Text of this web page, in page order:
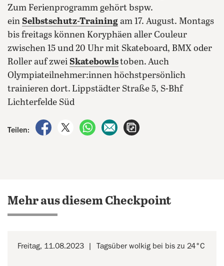
Zum Ferienprogramm gehört bspw.
ein Selbstschutz-Training am 17. August. Montags
bis freitags können Koryphäen aller Couleur
zwischen 15 und 20 Uhr mit Skateboard, BMX oder
Roller auf zwei Skatebowlstoben. Auch
Olympiateilnehmer:innen höchstpersönlich
trainieren dort. Lippstädter Straße 5, S-Bhf
Lichterfelde Süd
Teilen:
auf Facebook teilen
auf X teilenper WhatsApp teilen
per E-Mail teilen
Mehr aus diesem Checkpoint
Freitag, 11.08.2023 Tagsüber wolkig bei bis zu 24°C